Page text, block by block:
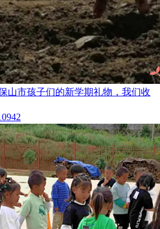
山市孩子们的新学期礼物，我们收